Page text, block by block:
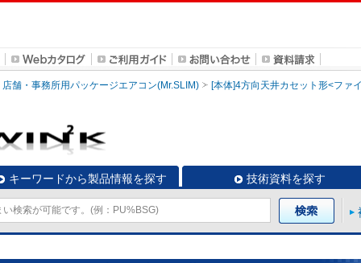
店舗・事務所用パッケージエアコン(Mr.SLIM) [本体]4方向天井カセット形<ファ
キーワードから製品情報を探す 技術資料を探す